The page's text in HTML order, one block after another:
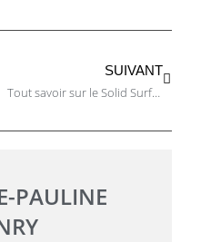
SUIVANT
Tout savoir sur le Solid Surface
PAULINE